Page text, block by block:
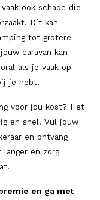
ook schade die
Dit kan
tot grotere
caravan kan
als je vaak op
je hebt.
voor jou kost? Het
en snel. Vul jouw
en ontvang
en zorg
en ga met